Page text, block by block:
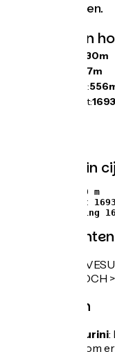
kastanjebomen.
Hellingen en
2130m
2217m
Laagste punt:
Hoogste punt:
De etappe in
1830 m ↘ 1910 m
Hoog/laag punt
Maximale helling
Passeerpunten
LA BOLLENE-
COL SAINT-ROCH
Niet missen
Col de Turini:
bochten om